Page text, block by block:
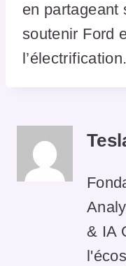
en partageant
soutenir Ford
l’électrification.
& IA